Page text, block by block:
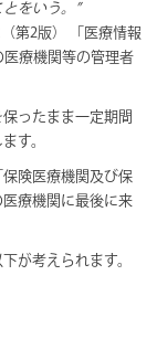
をいう。”
第2版） 「医療情報
医療機関等の管理者
ったまま一定期間
す。
険医療機関及び保
療機関に最後に来
が考えられます。